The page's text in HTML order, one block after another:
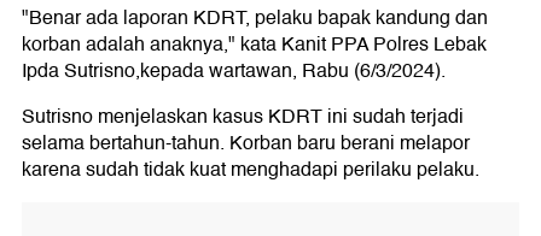
"Benar ada laporan KDRT, pelaku bapak kandung dan
korban adalah anaknya," kata Kanit PPA Polres Lebak
Ipda Sutrisno,kepada wartawan, Rabu (6/3/2024).
Sutrisno menjelaskan kasus KDRT ini sudah terjadi
selama bertahun-tahun. Korban baru berani melapor
karena sudah tidak kuat menghadapi perilaku pelaku.